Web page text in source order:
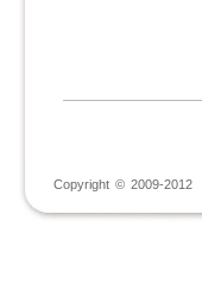
Copyright © 2009-2012